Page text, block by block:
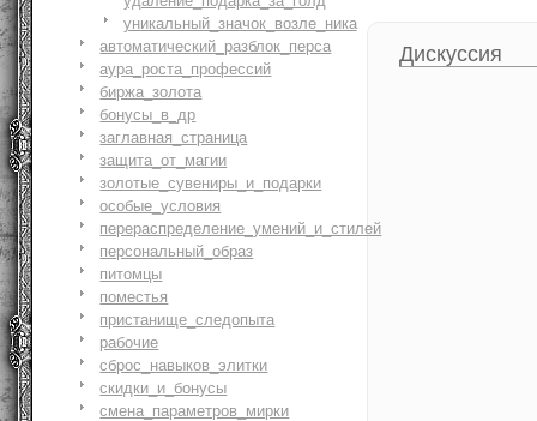
уникальный_значок_возле_ника
автоматический_разблок_перса
аура_роста_профессий
биржа_золота
бонусы_в_др
заглавная_страница
защита_от_магии
золотые_сувениры_и_подарки
особые_условия
перераспределение_умений_и_стилей
персональный_образ
питомцы
поместья
пристанище_следопыта
рабочие
сброс_навыков_элитки
скидки_и_бонусы
смена_параметров_мирки
Дискуссия